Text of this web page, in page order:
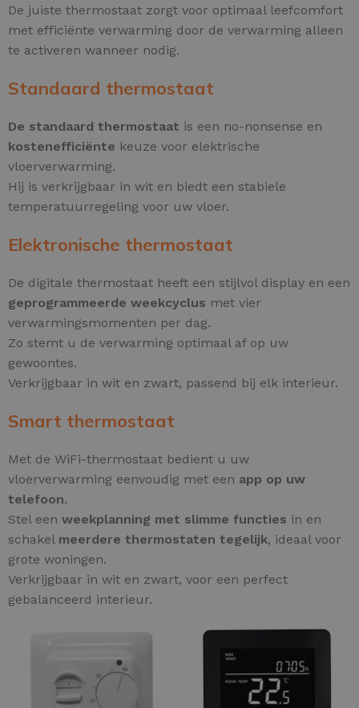
De juiste thermostaat zorgt voor optimaal leefcomfort
met efficiënte verwarming door de verwarming alleen
te activeren wanneer nodig.
Standaard thermostaat
De standaard thermostaat is een no-nonsense en
kostenefficiënte keuze voor elektrische
vloerverwarming.
Hij is verkrijgbaar in wit en biedt een stabiele
temperatuurregeling voor uw vloer.
Elektronische thermostaat
De digitale thermostaat heeft een stijlvol display en een
geprogrammeerde weekcyclus met vier
verwarmingsmomenten per dag.
Zo stemt u de verwarming optimaal af op uw
gewoontes.
Verkrijgbaar in wit en zwart, passend bij elk interieur.
Smart thermostaat
Met de WiFi-thermostaat bedient u uw
vloerverwarming eenvoudig met een app op uw
telefoon.
Stel een weekplanning met slimme functies in en
schakel meerdere thermostaten tegelijk, ideaal voor
grote woningen.
Verkrijgbaar in wit en zwart, voor een perfect
gebalanceerd interieur.